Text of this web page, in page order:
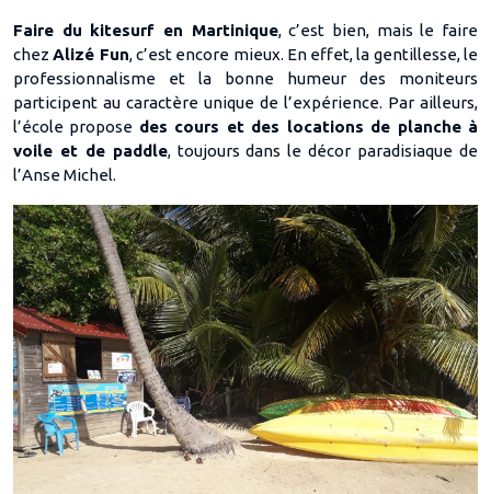
Faire du kitesurf en Martinique, c’est bien, mais le faire
chezAlizé Fun, c’est encore mieux. En effet, la gentillesse, le
professionnalisme et la bonne humeur des moniteurs
participent au caractère unique de l’expérience. Par ailleurs,
l’école propose des cours et des locations de planche à
voile et de paddle, toujours dans le décor paradisiaque de
l’Anse Michel.